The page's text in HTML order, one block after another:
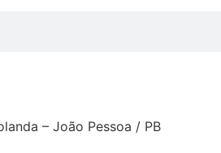
– João Pessoa / PB